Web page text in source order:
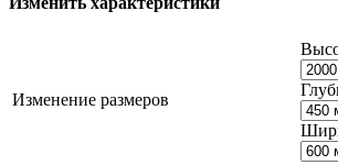
Изменение размеров